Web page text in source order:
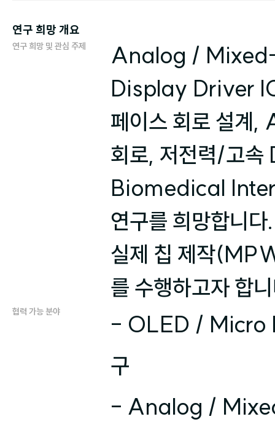
연구 희망 개요
연구 희망 및 관심 주제
Analog / Mixed-
Display Driver
페이스 회로 설
회로, 저전력/고
Biomedical
연구를 희망합니
실제 칩 제작
를 수행하고자 합
협력 가능 분야
- OLED / Micro
구
- Analog /